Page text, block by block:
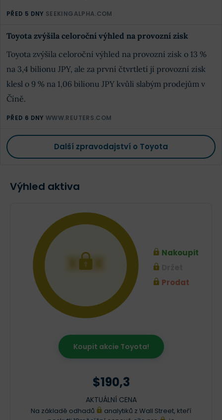
PŘED 5 DNY SEEKINGALPHA.COM
Toyota zvýšila celoroční výhled na provozní zisk
Toyota zvýšila celoroční výhled na provozní zisk o 13 %
na 3,4 bilionu JPY, ale za první čtvrtletí jí provozní zisk
klesl o 9 % na 1,06 bilionu JPY kvůli slabým prodejům v
Číně.
PŘED 6 DNY WWW.REUTERS.COM
Další zpravodajství o Toyota
Výhled aktiva
XXX
Nakoupit
Prodat
Koupit akcie Toyota!
$190,3
AKTUÁLNÍ CENA
Na základě odhadů
analytiků z Wall Street, kteří